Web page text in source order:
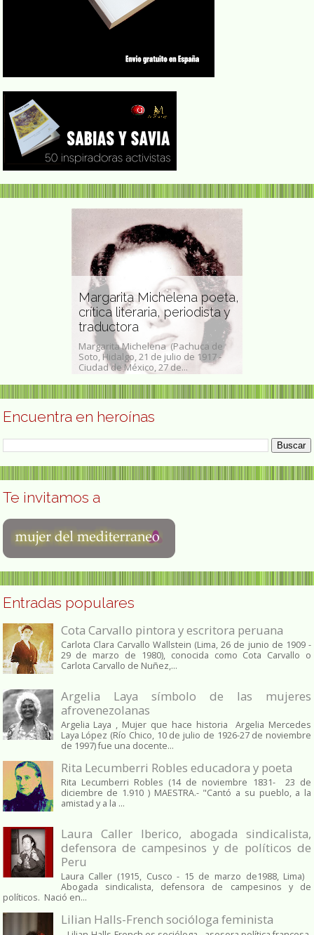
Margarita Michelena poeta,
crítica literaria, periodista y
traductora
Margarita Michelena (Pachuca de
Soto, Hidalgo, 21 de julio de 1917 -
Ciudad de México, 27 de...
Encuentra en heroínas
Te invitamos a
Entradas populares
Cota Carvallo pintora y escritora peruana
Carlota Clara Carvallo Wallstein (Lima, 26 de junio de 1909 -
29 de marzo de 1980), conocida como Cota Carvallo o
Carlota Carvallo de Nuñez,...
Argelia Laya símbolo de las mujeres
afrovenezolanas
Argelia Laya , Mujer que hace historia Argelia Mercedes
Laya López (Río Chico, 10 de julio de 1926-27 de noviembre
de 1997) fue una docente...
Rita Lecumberri Robles educadora y poeta
Rita Lecumberri Robles (14 de noviembre 1831- 23 de
diciembre de 1.910 ) MAESTRA.- "Cantó a su pueblo, a la
amistad y a la ...
Laura Caller Iberico, abogada sindicalista,
defensora de campesinos y de políticos de
Peru
Laura Caller (1915, Cusco - 15 de marzo de1988, Lima)
Abogada sindicalista, defensora de campesinos y de
políticos. Nació en...
Lilian Halls-French socióloga feminista